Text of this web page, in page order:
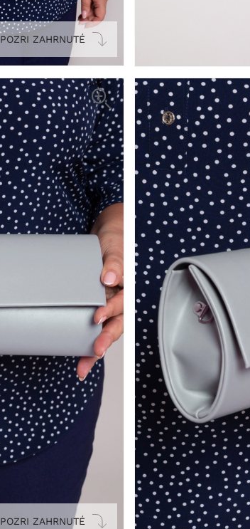
POZRI ZAHRNUTÉ
POZRI ZAHRNUTÉ